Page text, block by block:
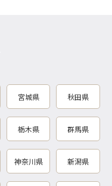
宮城県 秋田県
栃木県 群馬県
神奈川県 新潟県